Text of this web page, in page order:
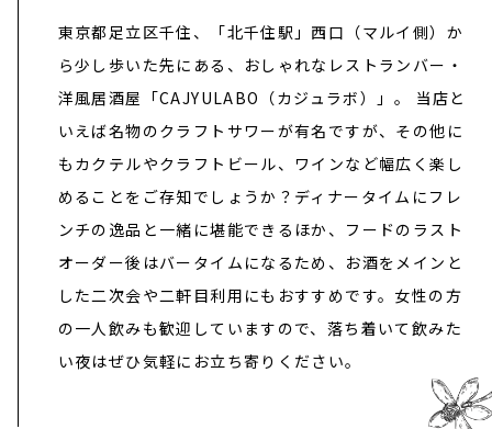
東京都足立区千住、「北千住駅」西口（マルイ側）か
ら少し歩いた先にある、おしゃれなレストランバー・
洋風居酒屋「CAJYULABO（カジュラボ）」。
当店と
いえば名物のクラフトサワーが有名ですが、その他に
もカクテルやクラフトビール、ワインなど幅広く楽し
めることをご存知でしょうか？ディナータイムにフレ
ンチの逸品と一緒に堪能できるほか、フードのラスト
オーダー後はバータイムになるため、お酒をメインと
した二次会や二軒目利用にもおすすめです。女性の方
の一人飲みも歓迎していますので、落ち着いて飲みた
い夜はぜひ気軽にお立ち寄りください。